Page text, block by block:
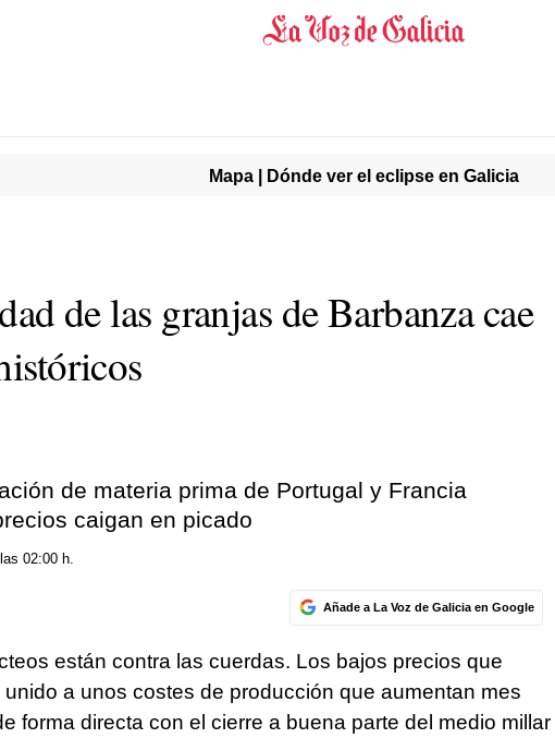
Mapa | Dónde ver el eclipse en Galicia
de las granjas de Barbanza cae
de materia prima de Portugal y Francia
caigan en picado
02:00 h.
Añade a La Voz de Galicia en Google
están contra las cuerdas. Los bajos precios que
unido a unos costes de producción que aumentan mes
forma directa con el cierre a buena parte del medio millar